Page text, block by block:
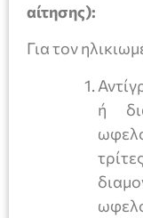
αίτησης):
Για τον
ή